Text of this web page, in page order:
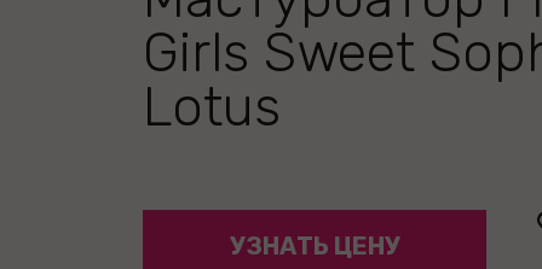
Girls Sweet
Lotus
УЗНАТЬ ЦЕНУ